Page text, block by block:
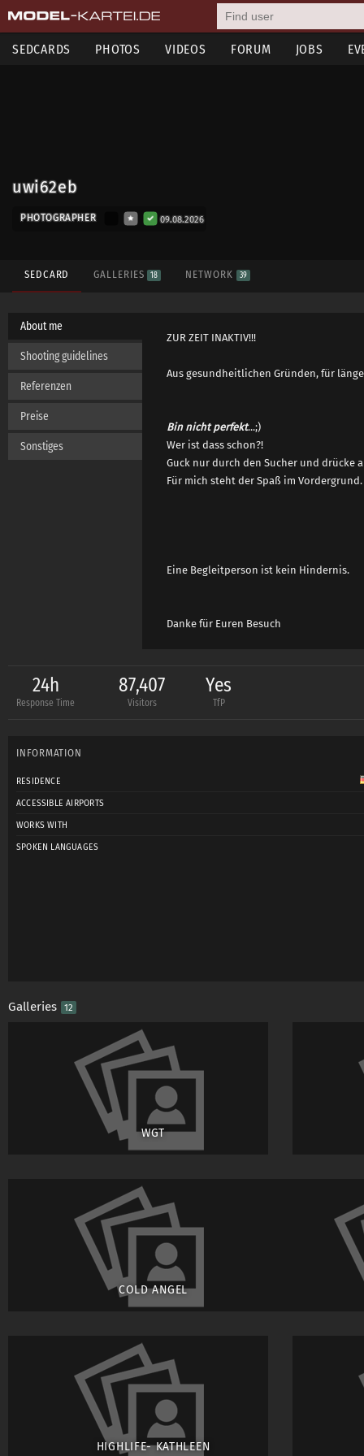
SEDCARDS PHOTOS VIDEOS FORUM JOBS
uwi62eb
PHOTOGRAPHER 09.08.2026
SEDCARD GALLERIES 18 NETWORK 39
About me
Shooting guidelines
Referenzen
Preise
Sonstiges
ZUR ZEIT INAKTIV!!!
Aus gesundheitlichen Gründen, für
Bin nicht perfekt...;)
Wer ist dass schon?!
Guck nur durch den Sucher und drücke
Für mich steht der Spaß im Vordergrund.
Eine Begleitperson ist kein Hindernis.
Danke für Euren Besuch
24h
Response Time
87,407
Visitors
Yes
TfP
INFORMATION
RESIDENCE
ACCESSIBLE AIRPORTS
WORKS WITH
SPOKEN LANGUAGES
Galleries 12
WGT
COLD ANGEL
HIGHLIFE- KATHLEEN